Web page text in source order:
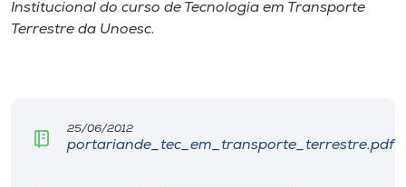
CPA
Editora
Institucional do curso de Tecnologia em Transporte
Terrestre da Unoesc.
25/06/2012
portariande_tec_em_transporte_terrestre.pdf